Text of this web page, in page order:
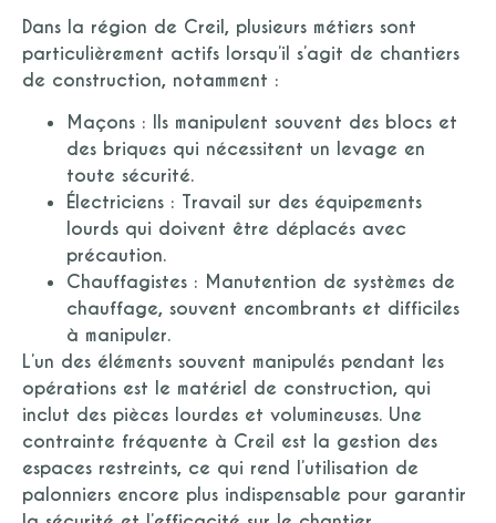
Dans la région de Creil, plusieurs métiers sont
particulièrement actifs lorsqu’il s’agit de chantiers
de construction, notamment :
Maçons : Ils manipulent souvent des blocs et
des briques qui nécessitent un levage en
toute sécurité.
Électriciens : Travail sur des équipements
lourds qui doivent être déplacés avec
précaution.
Chauffagistes : Manutention de systèmes de
chauffage, souvent encombrants et difficiles
à manipuler.
L’un des éléments souvent manipulés pendant les
opérations est le matériel de construction, qui
inclut des pièces lourdes et volumineuses. Une
contrainte fréquente à Creil est la gestion des
espaces restreints, ce qui rend l’utilisation de
palonniers encore plus indispensable pour garantir